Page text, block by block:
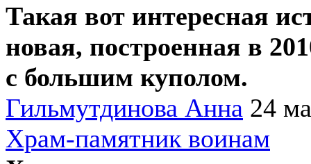
Такая вот интересная
новая, построенная в
с большим куполом.
Гильмутдинова Анна 24
Храм-памятник воинам